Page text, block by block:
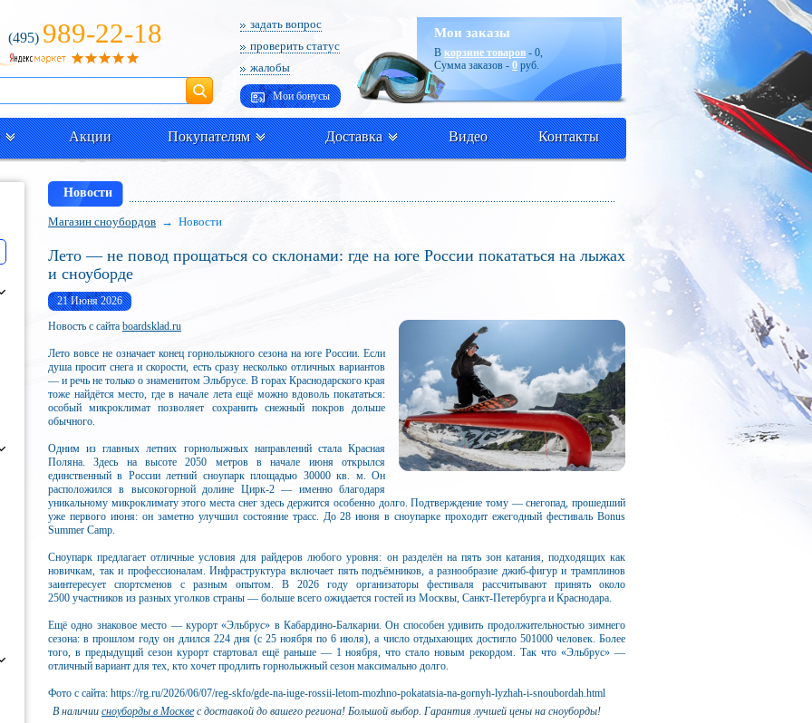
(495) 989-22-18 Мои заказы
В корзине товаров - 0,
Сумма заказов - 0 руб.
задать вопрос
проверить статус
жалобы
Мои бонусы
Поиск
Акции Покупателям Доставка Видео Контакты
Новости
Магазин сноубордов → Новости
Лето — не повод прощаться со склонами: где на юге России покататься на лыжах
и сноуборде
21 Июня 2026
Новость с сайта boardsklad.ru
Лето вовсе не означает конец горнолыжного сезона на юге России. Если
душа просит снега и скорости, есть сразу несколько отличных вариантов
— и речь не только о знаменитом Эльбрусе. В горах Краснодарского края
тоже найдётся место, где в начале лета ещё можно вдоволь покататься:
особый микроклимат позволяет сохранить снежный покров дольше
обычного.
Одним из главных летних горнолыжных направлений стала Красная
Поляна. Здесь на высоте 2050 метров в начале июня открылся
единственный в России летний сноупарк площадью 30000 кв. м. Он
расположился в высокогорной долине Цирк‑2 — именно благодаря
уникальному микроклимату этого места снег здесь держится особенно долго. Подтверждение тому — снегопад, прошедший
уже первого июня: он заметно улучшил состояние трасс. До 28 июня в сноупарке проходит ежегодный фестиваль Bonus
Summer Camp.
Сноупарк предлагает отличные условия для райдеров любого уровня: он разделён на пять зон катания, подходящих как
новичкам, так и профессионалам. Инфраструктура включает пять подъёмников, а разнообразие джиб‑фигур и трамплинов
заинтересует спортсменов с разным опытом. В 2026 году организаторы фестиваля рассчитывают принять около
2500 участников из разных уголков страны — больше всего ожидается гостей из Москвы, Санкт‑Петербурга и Краснодара.
Ещё одно знаковое место — курорт «Эльбрус» в Кабардино‑Балкарии. Он способен удивить продолжительностью зимнего
сезона: в прошлом году он длился 224 дня (с 25 ноября по 6 июля), а число отдыхающих достигло 501000 человек. Более
того, в предыдущий сезон курорт стартовал ещё раньше — 1 ноября, что стало новым рекордом. Так что «Эльбрус» —
отличный вариант для тех, кто хочет продлить горнолыжный сезон максимально долго.
Фото с сайта: https://rg.ru/2026/06/07/reg-skfo/gde-na-iuge-rossii-letom-mozhno-pokatatsia-na-gornyh-lyzhah-i-snoubordah.html
В наличии сноуборды в Москве с доставкой до вашего региона! Большой выбор. Гарантия лучшей цены на сноуборды!